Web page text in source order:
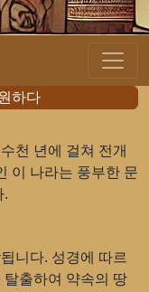
하다
천 년에 걸쳐 전개
이 나라는 풍부한 문
.
니다. 성경에 따르
탈출하여 약속의 땅